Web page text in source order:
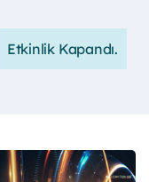
Etkinlik Kapandı.